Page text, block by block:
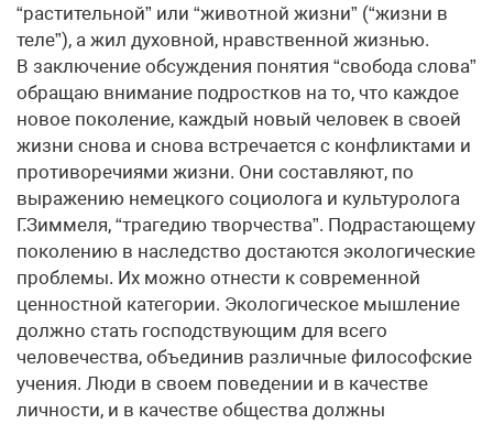
“растительной” или “животной жизни” (“жизни в
теле”), а жил духовной, нравственной жизнью.
В заключение обсуждения понятия “свобода слова”
обращаю внимание подростков на то, что каждое
новое поколение, каждый новый человек в своей
жизни снова и снова встречается с конфликтами и
противоречиями жизни. Они составляют, по
выражению немецкого социолога и культуролога
Г.Зиммеля, “трагедию творчества”. Подрастающему
поколению в наследство достаются экологические
проблемы. Их можно отнести к современной
ценностной категории. Экологическое мышление
должно стать господствующим для всего
человечества, объединив различные философские
учения. Люди в своем поведении и в качестве
личности, и в качестве общества должны